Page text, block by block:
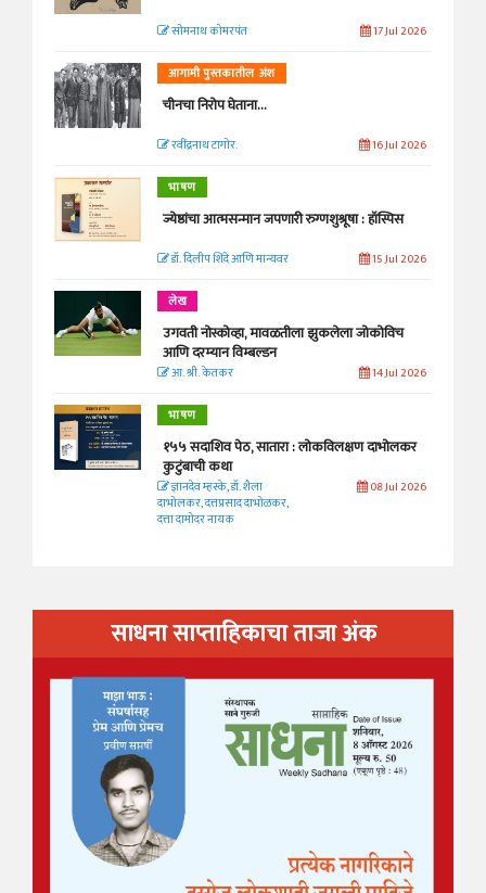
सोमनाथ कोमरपंत 17 Jul 2026
आगामी पुस्तकातील अंश
चीनचा निरोप घेताना...
रवींद्रनाथ टागोर. 16 Jul 2026
भाषण
ज्येष्ठांचा आत्मसन्मान जपणारी रुग्णशुश्रूषा : हॉस्पिस
डॉ. दिलीप शिंदे आणि मान्यवर 15 Jul 2026
लेख
उगवती नोस्कोव्हा, मावळतीला झुकलेला जोकोविच
आणि दरम्यान विम्बल्डन
आ. श्री. केतकर 14 Jul 2026
भाषण
१५५ सदाशिव पेठ, सातारा : लोकविलक्षण दाभोलकर
कुटुंबाची कथा
ज्ञानदेव म्हस्के, डॉ. शैला
दाभोलकर, दत्तप्रसाद दाभोळकर,
दत्ता दामोदर नायक
08 Jul 2026
साधना साप्ताहिकाचा ताजा अंक